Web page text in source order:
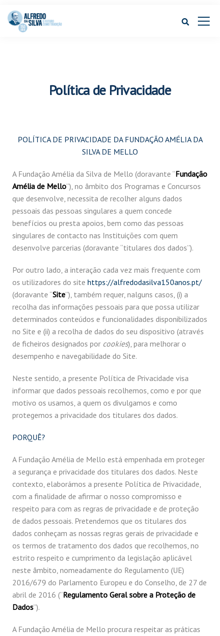
Política de Privacidade
POLÍTICA DE PRIVACIDADE DA FUNDAÇÃO AMÉLIA DA
SILVA DE MELLO
A Fundação Amélia da Silva de Mello (doravante “Fundação
Amélia de Mello”), no âmbito dos Programas e Concursos
que desenvolve, necessita de recolher alguns dados
pessoais das pessoas singulares a quem concede
benefícios ou presta apoios, bem como das pessoas
singulares de contacto nas Instituições com quem
desenvolve parcerias (doravante “titulares dos dados”).
Por outro lado, a interação cada vez mais frequente com
os utilizadores do site https://alfredodasilva150anos.pt/
(doravante “Site”), também requer, nalguns casos, (i) a
recolha das informações pessoais para que possa utilizar
determinados conteúdos e funcionalidades disponibilizados
no Site e (ii) a recolha de dados do seu dispositivo (através
de ficheiros designados por cookies), para melhorar o
desempenho e navegabilidade do Site.
Neste sentido, a presente Política de Privacidade visa
informar que dados pessoais recolhemos, como e por que
motivo os usamos, a quem os divulgamos e como
protegemos a privacidade dos titulares dos dados.
PORQUÊ?
A Fundação Amélia de Mello está empenhada em proteger
a segurança e privacidade dos titulares dos dados. Neste
contexto, elaborámos a presente Política de Privacidade,
com a finalidade de afirmar o nosso compromisso e
respeito para com as regras de privacidade e de proteção
de dados pessoais. Pretendemos que os titulares dos
dados conheçam as nossas regras gerais de privacidade e
os termos de tratamento dos dados que recolhemos, no
estrito respeito e cumprimento da legislação aplicável
neste âmbito, nomeadamente do Regulamento (UE)
2016/679 do Parlamento Europeu e do Conselho, de 27 de
abril de 2016 (“Regulamento Geral sobre a Proteção de
Dados”).
A Fundação Amélia de Mello procura respeitar as práticas